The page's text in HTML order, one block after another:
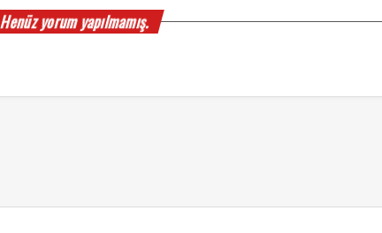
Henüz yorum yapılmamış.